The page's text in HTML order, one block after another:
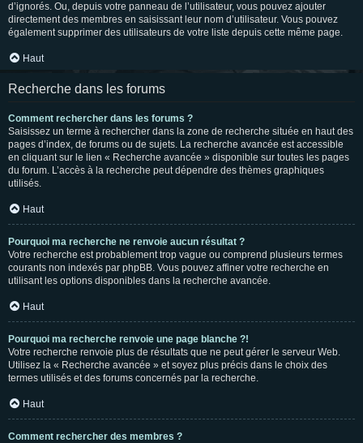
d’ignorés. Ou, depuis votre panneau de l’utilisateur, vous pouvez ajouter
directement des membres en saisissant leur nom d’utilisateur. Vous pouvez
également supprimer des utilisateurs de votre liste depuis cette même page.
Haut
Recherche dans les forums
Comment rechercher dans les forums ?
Saisissez un terme à rechercher dans la zone de recherche située en haut des
pages d’index, de forums ou de sujets. La recherche avancée est accessible
en cliquant sur le lien « Recherche avancée » disponible sur toutes les pages
du forum. L’accès à la recherche peut dépendre des thèmes graphiques
utilisés.
Haut
Pourquoi ma recherche ne renvoie aucun résultat ?
Votre recherche est probablement trop vague ou comprend plusieurs termes
courants non indexés par phpBB. Vous pouvez affiner votre recherche en
utilisant les options disponibles dans la recherche avancée.
Haut
Pourquoi ma recherche renvoie une page blanche ?!
Votre recherche renvoie plus de résultats que ne peut gérer le serveur Web.
Utilisez la « Recherche avancée » et soyez plus précis dans le choix des
termes utilisés et des forums concernés par la recherche.
Haut
Comment rechercher des membres ?